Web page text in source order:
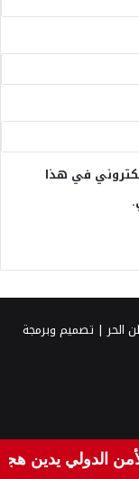
في هذا
الحر| تصميم وبرمجة
الدولي يدين